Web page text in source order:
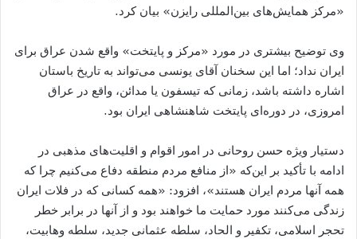
«مرکز همایش‌های بین‌المللی رایزن» بیان کرد.
وی توضیح بیشتری در مورد «مرکز و پایتخت» واقع شدن عراق برای
ایران نداد؛ اما این سخنان آقای یونسی می‌تواند به تاریخ باستان
اشاره داشته باشد، زمانی که تیسفون یا مدائن، واقع در عراق
امروزی، در دوره‌ای پایتخت شاهنشاهی ایران بود.
دستیار ویژه حسن روحانی در امور اقوام و اقلیت‌های مذهبی در
ادامه با تأکید بر این‌که «از منافع مردم منطقه دفاع می‌کنیم چرا که
همه آنها مردم ایران هستند»، افزود: «همه کسانی که در فلات ایران
زندگی می‌کنند مورد حمایت ما خواهند بود و از آنها در برابر خطر
تحجر اسلامی، تکفیر و الحاد، سلطه عثمانی جدید، سلطه وهابیت،